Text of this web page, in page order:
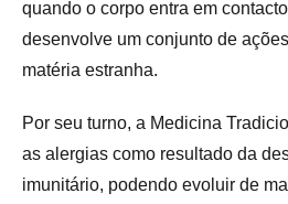
quando o corpo entra em
desenvolve um conjunto de
matéria estranha.
Por seu turno, a Medicina
as alergias como resultado da
imunitário, podendo evoluir de